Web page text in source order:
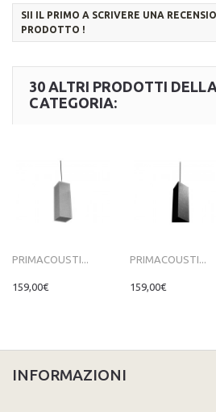
SII IL PRIMO A SCRIVERE UNA
PRODOTTO !
30 ALTRI PRODOTTI
CATEGORIA:
PRIMACOUSTI...
159,00€
PRIMACOUSTI...
159,00€
INFORMAZIONI